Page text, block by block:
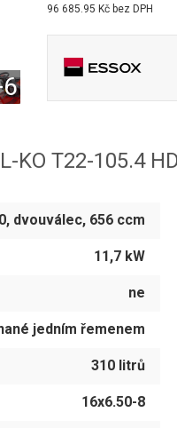
96 685.95 Kč bez DPH
KO T22-105.4
dvouválec, 656 ccm
11,7 kW
ne
jedním řemenem
310 litrů
16x6.50-8